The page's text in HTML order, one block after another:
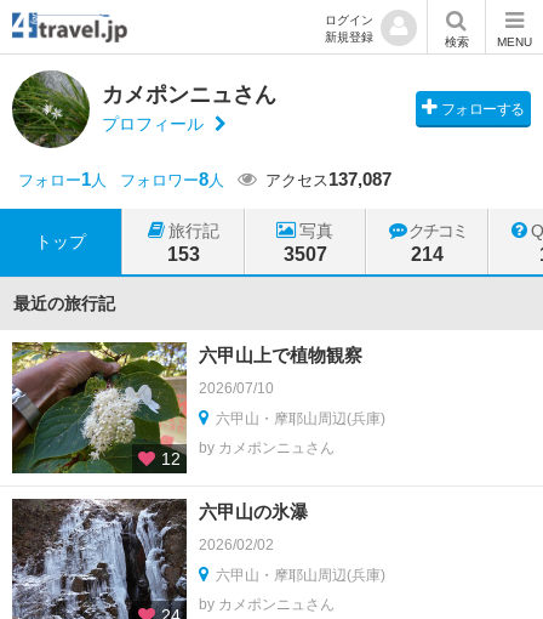
ログイン
新規登録
検索 MENU
カメポンニュさん
プロフィール
フォローする
フォロー1人 フォロワー8人 アクセス137,087
トップ
旅行記
153
写真
3507
クチコミ
214
最近の旅行記
12
六甲山上で植物観察
2026/07/10
六甲山・摩耶山周辺(兵庫)
by カメポンニュさん
六甲山の氷瀑
2026/02/02
六甲山・摩耶山周辺(兵庫)
by カメポンニュさん